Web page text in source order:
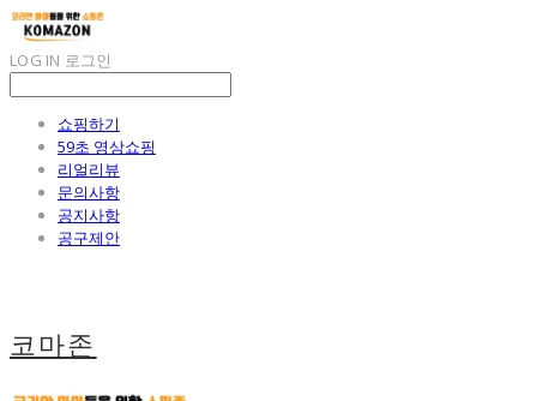
LOG IN 로그인
쇼핑하기
59초 영상쇼핑
리얼리뷰
문의사항
공지사항
공구제안
코마존